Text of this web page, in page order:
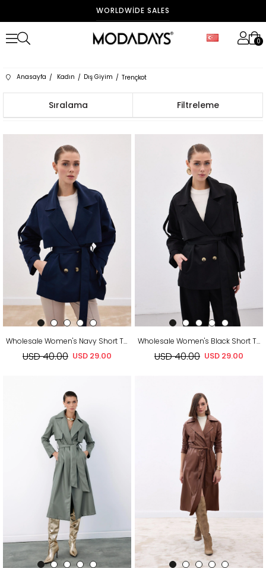
WORLDWIDE SALES
0
Anasayfa Kadın Dış Giyim Trençkot
Filtreleme
Sıralama
Wholesale Women's Navy Short Trench Coat
USD 29.00
USD 40.00
Wholesale Women's Black Short Trench Coat
USD 29.00
USD 40.00